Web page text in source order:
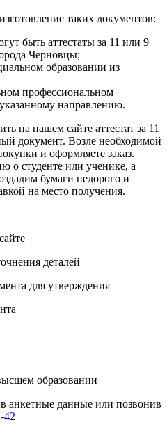
таких документов:
быть аттестаты за 11 или 9
Черновцы;
образовании из
профессиональном
направлению.
на нашем сайте аттестат за 11
документ. Возле необходимой
и оформляете заказ.
о студенте или ученике, а
бумаги недорого и
на место получения.
деталей
для утверждения
образовании
анкетные данные или позвонив
42